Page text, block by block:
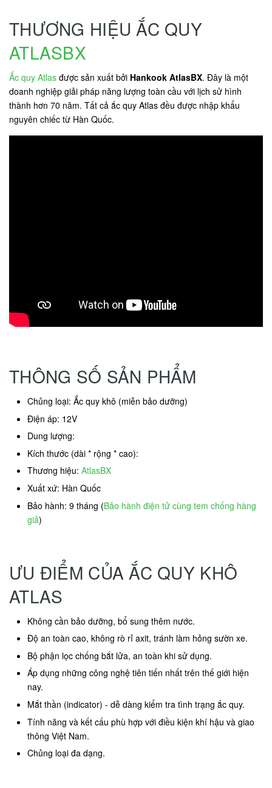
THƯƠNG HIỆU ẮC QUY
ATLASBX
Ắc quy Atlas được sản xuất bởi Hankook AtlasBX. Đây là một
doanh nghiệp giải pháp năng lượng toàn cầu với lịch sử hình
thành hơn 70 năm. Tất cả ắc quy Atlas đều được nhập khẩu
nguyên chiếc từ Hàn Quốc.
THÔNG SỐ SẢN PHẨM
Chủng loại: Ắc quy khô (miễn bảo dưỡng)
Điện áp: 12V
Dung lượng:
Kích thước (dài * rộng * cao):
Thương hiệu: AtlasBX
Xuất xứ: Hàn Quốc
Bảo hành: 9 tháng (Bảo hành điện tử cùng tem chống hàng
giả)
ƯU ĐIỂM CỦA ẮC QUY KHÔ
ATLAS
Không cần bảo dưỡng, bổ sung thêm nước.
Độ an toàn cao, không rò rỉ axit, tránh làm hỏng sườn xe.
Bộ phận lọc chống bắt lửa, an toàn khi sử dụng.
Áp dụng những công nghệ tiên tiến nhất trên thế giới hiện
nay.
Mắt thần (indicator) - dễ dàng kiểm tra tình trạng ắc quy.
Tính năng và kết cấu phù hợp với điều kiện khí hậu và giao
thông Việt Nam.
Chủng loại đa dạng.